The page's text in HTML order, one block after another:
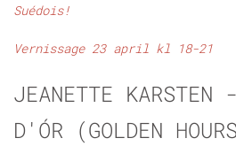
Suédois!
Vernissage 23 april kl 18-21
JEANETTE KARSTEN
D'ÓR (GOLDEN